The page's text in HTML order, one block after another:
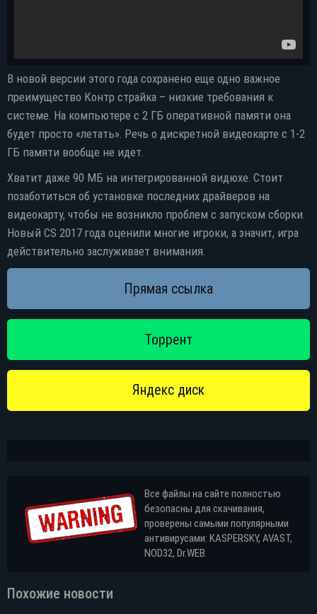
В новой версии этого года сохранено еще одно важное
преимущество Контр страйка – низкие требования к
системе. На компьютере с 2 ГБ оперативной памяти она
будет просто «летать». Речь о дискретной видеокарте с 1-2
ГБ памяти вообще не идет.
Хватит даже 90 МБ на интегрированной видюхе. Стоит
позаботиться об установке последних драйверов на
видеокарту, чтобы не возникло проблем с запуском сборки.
Новый CS 2017 года оценили многие игроки, а значит, игра
действительно заслуживает внимания.
Все файлы на сайте полностью
безопасны для скачивания,
проверены самыми популярными
антивирусами: KASPERSKY, AVAST,
NOD32, Dr.WEB.
Похожие новости